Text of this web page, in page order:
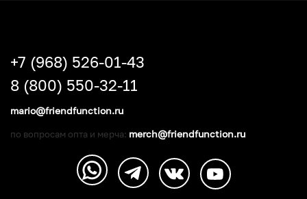
+7 (968) 526-01-43
8 (800) 550-32-11
mario@friendfunction.ru
по вопросам опта и мерча: merch@friendfunction.ru